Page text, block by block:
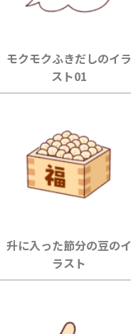
モクモクふきだしのイラ
スト01
升に入った節分の豆のイ
ラスト